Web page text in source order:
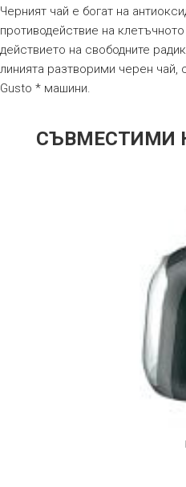
Черният чай е богат на
противодействие на
действието на свободните
линията разтворими черен
Gusto * машини.
СЪВМЕСТИМИ